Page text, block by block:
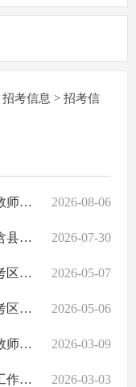
招考信息 > 招考信
2026年澧县第一中学公开招聘高中教师体检合格人员名单公告 2026-08-06
澧县教育局2026年澧县城区教师（含县中）遴选公告 2026-07-30
湖南省2026年考试录用公务员常德考区澧县普通职位体检合格人员名单公示 2026-05-07
湖南省2026年考试录用公务员常德考区澧县普通职位体检公告 2026-05-06
2026年澧县第一中学公开招聘高中教师公告 2026-03-09
2026年澧县部分事业单位公开选调工作人员拟聘用人员公示 2026-03-03